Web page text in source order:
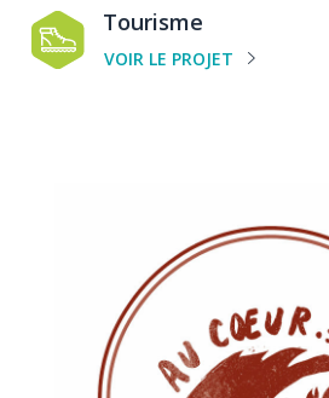
Catégorie
de
Tourisme
VOIR LE PROJET